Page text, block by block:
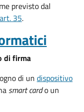
previsto dal
35.
di firma
di un dispositivo
smart cardo un